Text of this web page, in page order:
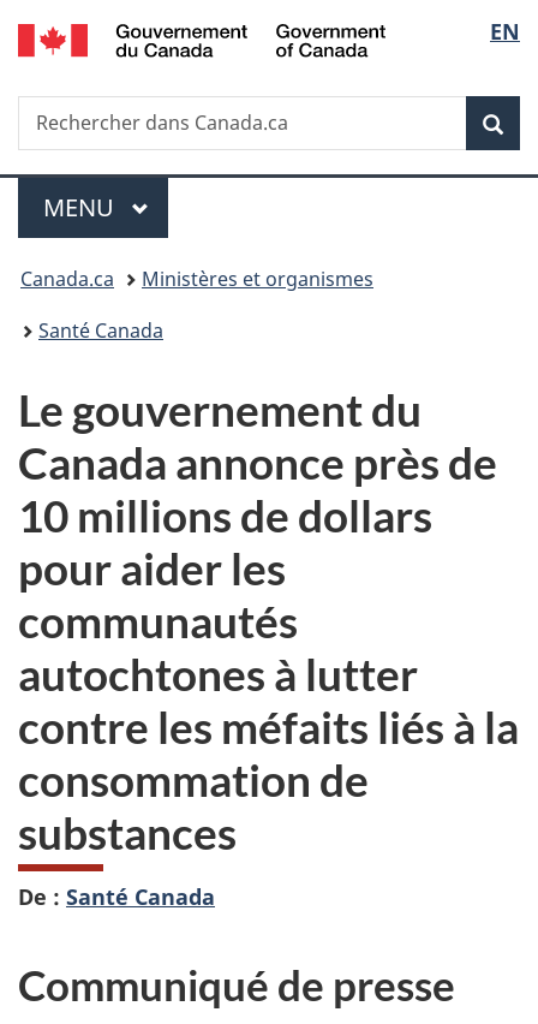
Passer
au
principal
Passer
à
Au
du
Passer
à
version
simplifiée
de
la
EN
Recherche
Rechercher
dans
Menu
MENU PRINCIPAL
Vous
êtes
Canada.ca
Ministères et organismes
Santé Canada
Le gouvernement du
Canada annonce près de
10 millions de dollars
pour aider les
communautés
autochtones à lutter
contre les méfaits liés à la
consommation de
substances
De : Santé Canada
Communiqué de presse